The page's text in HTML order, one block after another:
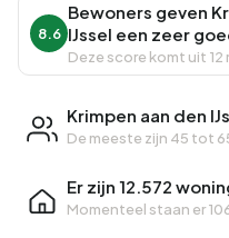
8.6
Bewoners geven
IJssel een zeer
Deze score komt uit 12
Krimpen aan den
De meeste zijn 45 tot
Er zijn 12.572
Momenteel staan er